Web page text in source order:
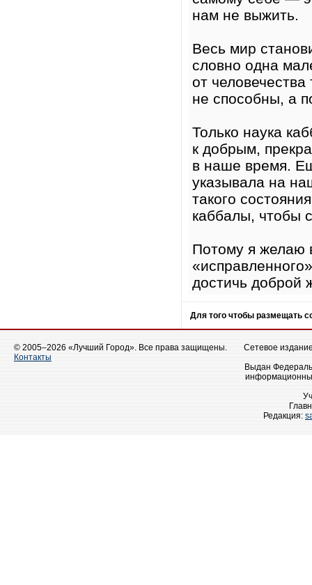
нам не выжить.
Весь мир
словно одна
от
не способны, а
Только наука
к добрым,
в наше время.
указывала на
такого
каббалы, чтобы
Потому я желаю
достичь доброй
Для того чтобы размещать
© 2005–2026 «Лучший Город». Все права защищены.
Контакты
Сетевое
Выдан
Редакция: